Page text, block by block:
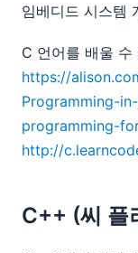
임베디드 시스템
C 언어를 배울 수
https://
Programming-
programming-
http://
C++ (씨 플